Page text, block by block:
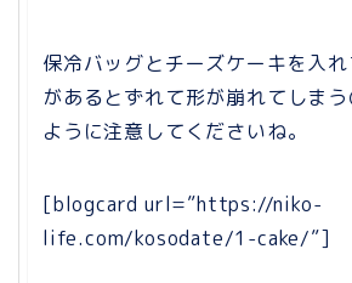
保冷バッグとチーズケーキを入
があるとずれて形が崩れてしま
ように注意してくださいね。
[blogcard url=”https://niko-
life.com/kosodate/1-cake/”]